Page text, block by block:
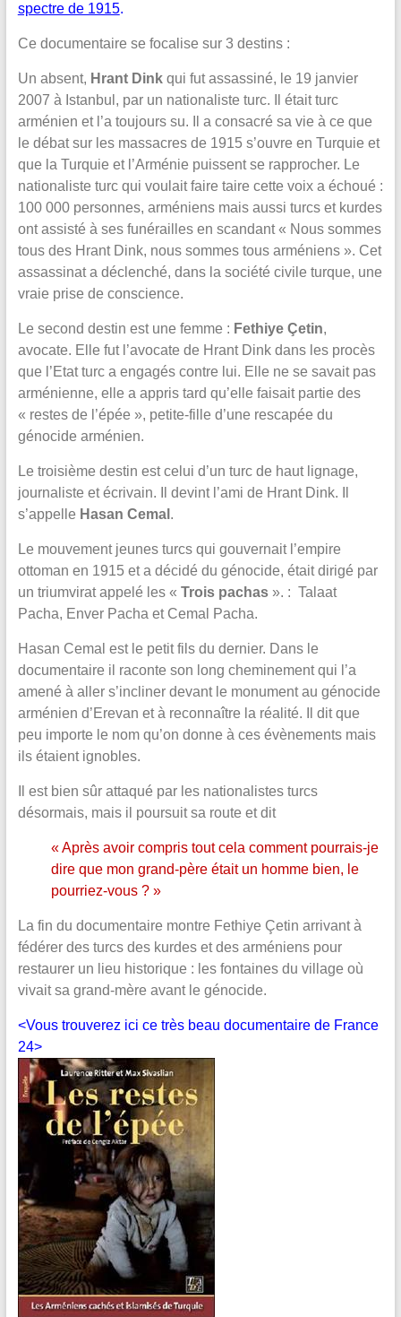
spectre de 1915.
Ce documentaire se focalise sur 3 destins :
Un absent, Hrant Dinkqui fut assassiné, le 19 janvier
2007 à Istanbul, par un nationaliste turc. Il était turc
arménien et l’a toujours su. Il a consacré sa vie à ce que
le débat sur les massacres de 1915 s’ouvre en Turquie et
que la Turquie et l’Arménie puissent se rapprocher. Le
nationaliste turc qui voulait faire taire cette voix a échoué :
100 000 personnes, arméniens mais aussi turcs et kurdes
ont assisté à ses funérailles en scandant « Nous sommes
tous des Hrant Dink, nous sommes tous arméniens ». Cet
assassinat a déclenché, dans la société civile turque, une
vraie prise de conscience.
Le second destin est une femme : Fethiye Çetin,
avocate. Elle fut l’avocate de Hrant Dink dans les procès
que l’Etat turc a engagés contre lui. Elle ne se savait pas
arménienne, elle a appris tard qu’elle faisait partie des
« restes de l’épée », petite-fille d’une rescapée du
génocide arménien.
Le troisième destin est celui d’un turc de haut lignage,
journaliste et écrivain. Il devint l’ami de Hrant Dink. Il
s’appelle Hasan Cemal .
Le mouvement jeunes turcs qui gouvernait l’empire
ottoman en 1915 et a décidé du génocide, était dirigé par
un triumvirat appelé les « Trois pachas». : Talaat
Pacha, Enver Pacha et Cemal Pacha.
Hasan Cemal est le petit fils du dernier. Dans le
documentaire il raconte son long cheminement qui l’a
amené à aller s’incliner devant le monument au génocide
arménien d’Erevan et à reconnaître la réalité. Il dit que
peu importe le nom qu’on donne à ces évènements mais
ils étaient ignobles.
Il est bien sûr attaqué par les nationalistes turcs
désormais, mais il poursuit sa route et dit
« Après avoir compris tout cela comment pourrais-je
dire que mon grand-père était un homme bien, le
pourriez-vous ? »
La fin du documentaire montre Fethiye Çetin arrivant à
fédérer des turcs des kurdes et des arméniens pour
restaurer un lieu historique : les fontaines du village où
vivait sa grand-mère avant le génocide.
<Vous trouverez ici ce très beau documentaire de France
24>